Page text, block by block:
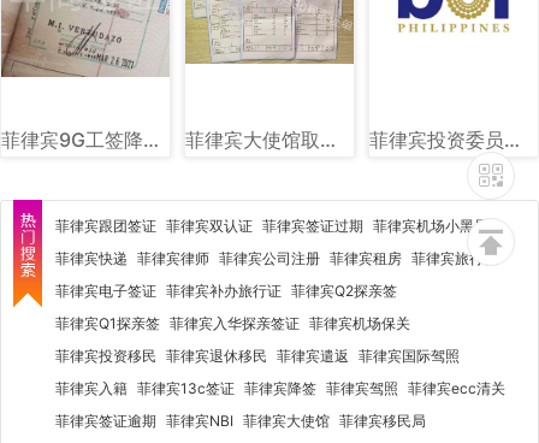
菲律宾9G工签降签章样式图片讲解 菲律宾大使馆取证单图片样式讲解 菲律宾投资委员会（BOI）图文讲解
菲律宾跟团签证 菲律宾双认证 菲律宾签证过期 菲律宾机场小黑屋
菲律宾快递 菲律宾律师 菲律宾公司注册 菲律宾租房 菲律宾旅行社
菲律宾电子签证 菲律宾补办旅行证 菲律宾Q2探亲签
菲律宾Q1探亲签 菲律宾入华探亲签证 菲律宾机场保关
菲律宾投资移民 菲律宾退休移民 菲律宾遣返 菲律宾国际驾照
菲律宾入籍 菲律宾13c签证 菲律宾降签 菲律宾驾照 菲律宾ecc清关
菲律宾签证逾期 菲律宾NBI 菲律宾大使馆 菲律宾移民局